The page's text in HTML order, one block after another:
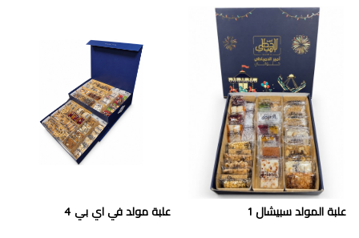
علبة المولد سبيشال 1 علبة مولد في اي بي 4